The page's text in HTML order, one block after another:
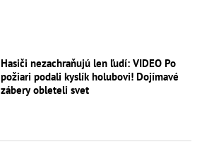
Hasiči nezachraňujú len ľudí: VIDEO Po
požiari podali kyslík holubovi! Dojímavé
zábery obleteli svet